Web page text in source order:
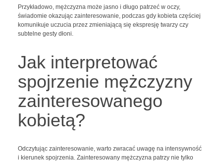
Przykładowo, mężczyzna może jasno i długo patrzeć w oczy,
świadomie okazując zainteresowanie, podczas gdy kobieta częściej
komunikuje uczucia przez zmieniającą się ekspresję twarzy czy
subtelne gesty dłoni.
Jak interpretować
spojrzenie mężczyzny
zainteresowanego
kobietą?
Odczytując zainteresowanie, warto zwracać uwagę na intensywność
i kierunek spojrzenia. Zainteresowany mężczyzna patrzy nie tylko